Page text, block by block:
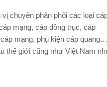
chuyên phân phối các loại
mạng, cáp đồng trục, cáp
mạng, phụ kiện cáp quang…
thế giới cũng như Việt Nam